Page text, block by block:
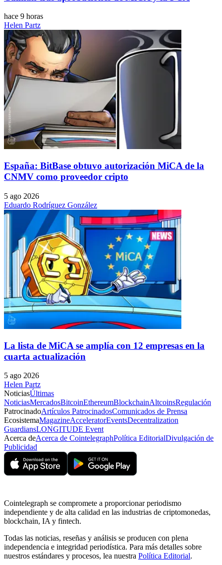
hace 9 horas
Helen Partz
España: BitBase obtuvo autorización MiCA de la
CNMV como proveedor cripto
5 ago 2026
Eduardo Rodríguez González
La lista de MiCA se amplía con 12 empresas en la
cuarta actualización
5 ago 2026
Helen Partz
NoticiasÚltimas
NoticiasMercadosBitcoinEthereumBlockchainAltcoinsRegulación
PatrocinadoArtículos PatrocinadosComunicados de Prensa
EcosistemaMagazineAcceleratorEventsDecentralization
GuardiansLONGITUDE Event
Acerca deAcerca de CointelegraphPolítica EditorialDivulgación de
Publicidad
Cointelegraph se compromete a proporcionar periodismo
independiente y de alta calidad en las industrias de criptomonedas,
blockchain, IA y fintech.
Todas las noticias, reseñas y análisis se producen con plena
independencia e integridad periodística. Para más detalles sobre
nuestros estándares y procesos, lea nuestra Política Editorial.